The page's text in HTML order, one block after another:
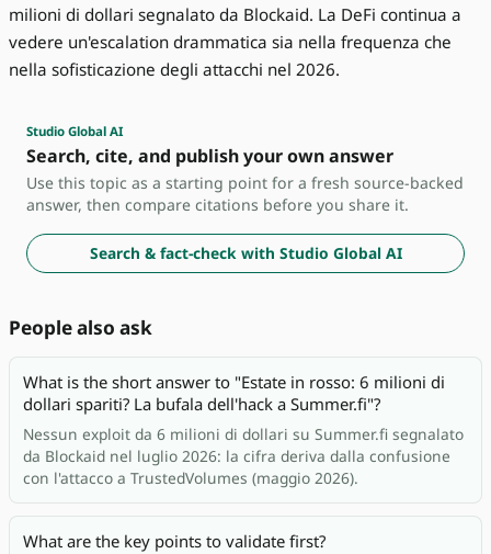
milioni di dollari segnalato da Blockaid. La DeFi continua a
vedere un'escalation drammatica sia nella frequenza che
nella sofisticazione degli attacchi nel 2026.
Studio Global AI
Search, cite, and publish your own answer
Use this topic as a starting point for a fresh source-backed
answer, then compare citations before you share it.
Search & fact-check with Studio Global AI
People also ask
What is the short answer to "Estate in rosso: 6 milioni di
dollari spariti? La bufala dell'hack a Summer.fi"?
Nessun exploit da 6 milioni di dollari su Summer.fi segnalato
da Blockaid nel luglio 2026: la cifra deriva dalla confusione
con l'attacco a TrustedVolumes (maggio 2026).
What are the key points to validate first?